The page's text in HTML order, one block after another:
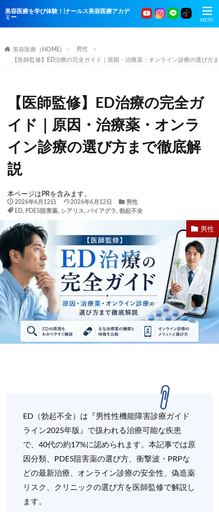
美容医療を学び体験！|ナールス美容医療アカデ
ミー
美容医療（HOME)
男性
【医師監修】ED治療の完全ガイド｜原因・治療薬・オンライン診療の選び方
【医師監修】ED治療の完全ガ
イド｜原因・治療薬・オンラ
イン診療の選び方まで徹底解
説
本ページはPRを含みます。
2026年6月12日 2026年6月12日
男性
ED, PDE5阻害薬, シアリス, バイアグラ, 勃起不全
男性
ED（勃起不全）は『男性性機能障害診療ガイド
ライン2025年版』で扱われる治療可能な疾患
で、40代の約17%に認められます。本記事では原
因分類、PDE5阻害薬の選び方、衝撃波・PRPな
どの最新治療、オンライン診療の安全性、偽造薬
リスク、クリニックの選び方を医師監修で解説し
ます。